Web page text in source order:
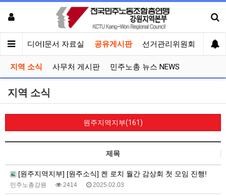
견 미디어|문서 자료실 공유게시판 선거관리위원회
지역 소식 사무처 게시판 민주노총 뉴스 NEWS
지역 소식
원주지역지부(161)
제목
[원주지역지부] [원주소식] 켄 로치 월간 감상회 첫 모임 진행!
민주노총강원 2414 2025.02.03